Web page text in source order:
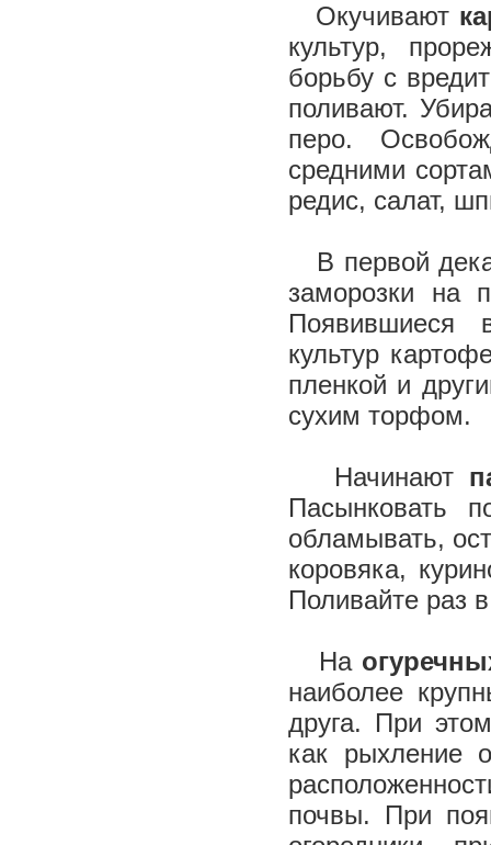
Окучивают
культур,
борьбу с
поливают.
перо.
средними
редис, салат,
В первой
заморозки на
Появившиеся
культур
пленкой и
сухим торфом.
Начинают
Пасынковать
обламывать,
коровяка,
Поливайте раз
На
наиболее
друга. При
как рыхление
почвы. При